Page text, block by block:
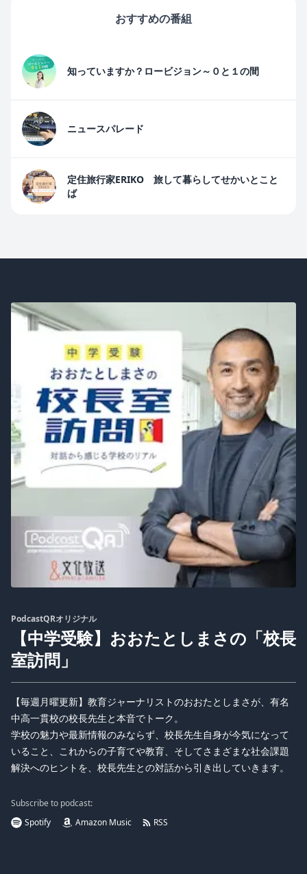
おすすめの番組
知っていますか？ロービジョン～０と１の間
ニュースパレード
定住旅行家ERIKO 旅して暮らしてせかいとこと
ば
PodcastQRオリジナル
【中学受験】おおたとしまさの「校長
室訪問」
【毎週月曜更新】教育ジャーナリストのおおたとしまさが、有名
中高一貫校の校長先生と本音でトーク。
学校の魅力や最新情報のみならず、校長先生自身が今気になって
いること、これからの子育てや教育、そしてさまざまな社会課題
解決へのヒントを、校長先生との対話から引き出していきます。
Subscribe to podcast:
Spotify
Amazon Music RSS